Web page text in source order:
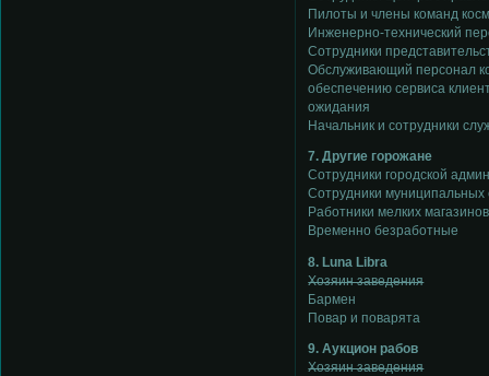
Пилоты и члены команд
Инженерно-технический
Сотрудники
Обслуживающий персонал
обеспечению сервиса
ожидания
Начальник и сотрудники
7. Другие горожане
Сотрудники городской
Сотрудники муниципальных
Работники мелких
Временно безработные
8. Luna Libra
Хозяин заведения
Бармен
Повар и поварята
9. Аукцион рабов
Хозяин заведения